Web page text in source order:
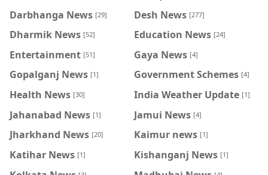
Darbhanga News [29] Desh News [277]
Dharmik News [52] Education News [24]
Entertainment [51] Gaya News [4]
Gopalganj News [1] Government Schemes [4]
Health News [30] India Weather Update [1]
Jahanabad News [1] Jamui News [4]
Jharkhand News [20] Kaimur news [1]
Katihar News [1] Kishanganj News [1]